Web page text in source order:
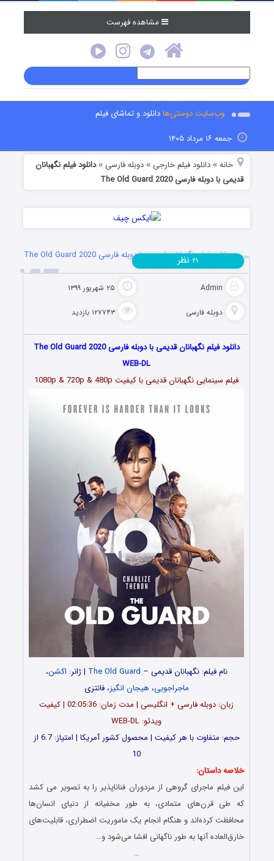
مشاهده فهرست
وب‌سایت دوستی‌هادانلود و تماشای فیلم
جمعه ۱۶ مرداد ۱۴۰۵
خانه »دانلود فیلم خارجی »دوبله فارسی »دانلود فیلم نگهبانان
قدیمی با دوبله فارسی The Old Guard 2020
دانلود فیلم نگهبانان قدیمی با دوبله فارسی The Old Guard 2020
Admin ۲۵ شهریور ۱۳۹۹
دوبله فارسی ۱۲۷۷۴۳ بازدید
۲۱ نظر
دانلود فیلم نگهبانان قدیمی با دوبله فارسی The Old Guard 2020
WEB-DL
فیلم سینمایی نگهبانان قدیمی با کیفیت 1080p & 720p & 480p
نام فیلم: نگهبانان قدیمی – The Old Guard | ژانر: اکشن،
ماجراجویی، هیجان انگیز، فانتزی
زبان: دوبله فارسی + انگلیسی | مدت زمان: 02:05:36 | کیفیت
ویدئو: WEB-DL
حجم: متفاوت با هر کیفیت | محصول کشور آمریکا | امتیاز: 6.7 از
10
خلاصه داستان:
این فیلم ماجرای گروهی از مزدوران فناناپذیر را به تصویر می کشد
که طی قرن‌های متمادی، به طور مخفیانه از دنیای انسان‌ها
محافظت کرده‌اند و هنگام انجام یک ماموریت اضطراری، قابلیت‌های
خارق‌العاده آنها به طور ناگهانی افشا می‌شود و…
…